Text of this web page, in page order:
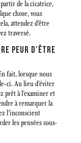
de la cicatrice,
chose, vous
attendez d’être
traversé.
PEUR D’ÊTRE
fait, lorsque nous
ci. Au lieu d’éviter
prêt à l’examiner et
à remarquer la
l’inconscient
les pensées sous-